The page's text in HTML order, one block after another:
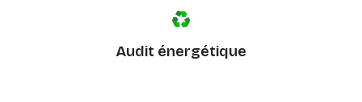
Audit énergétique